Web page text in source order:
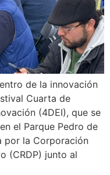
de la innovación
Cuarta de
(4DEI), que se
el Parque Pedro de
por la Corporación
(CRDP) junto al